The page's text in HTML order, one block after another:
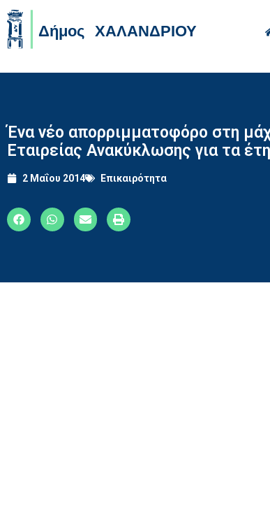
Ένα νέο απορριμματοφόρο στη
Εταιρείας Ανακύκλωσης για τα
2 Μαΐου 2014 Επικαιρότητα